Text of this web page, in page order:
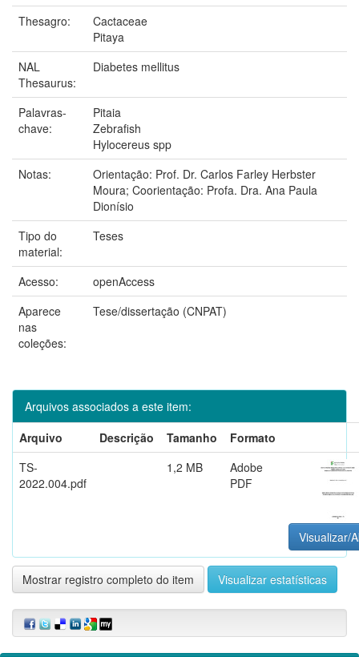
Thesagro:
Cactaceae
Pitaya
NAL
Thesaurus:
Diabetes mellitus
Palavras-
chave:
Pitaia
Zebrafish
Hylocereus spp
Notas:
Orientação: Prof. Dr. Carlos Farley Herbster
Moura; Coorientação: Profa. Dra. Ana Paula
Dionísio
Tipo do
material:
Teses
Acesso:
openAccess
Aparece
nas
coleções:
Tese/dissertação (CNPAT)
Arquivos associados a este item:
Arquivo
Descrição Tamanho
Formato
TS-
2022.004.pdf
1,2 MB
Adobe
PDF
Visualizar/
Mostrar registro completo do item Visualizar estatísticas